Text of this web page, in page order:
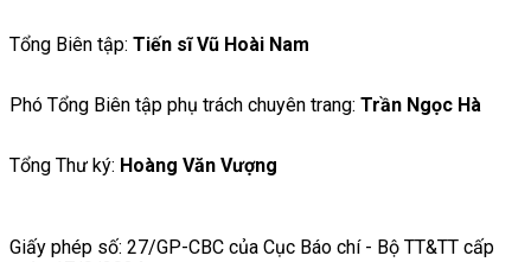
Tổng Biên tập: Tiến sĩ Vũ Hoài Nam
Phó Tổng Biên tập phụ trách chuyên trang: Trần Ngọc Hà
Tổng Thư ký: Hoàng Văn Vượng
Giấy phép số: 27/GP-CBC của Cục Báo chí - Bộ TT&TT cấp